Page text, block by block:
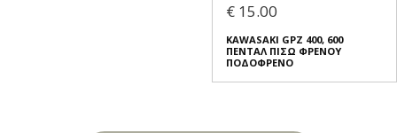
€ 15.00
KAWASAKI GPZ 400, 600
ΠΕΝΤΑΛ ΠΙΣΩ ΦΡΕΝΟΥ
ΠΟΔΟΦΡΕΝΟ